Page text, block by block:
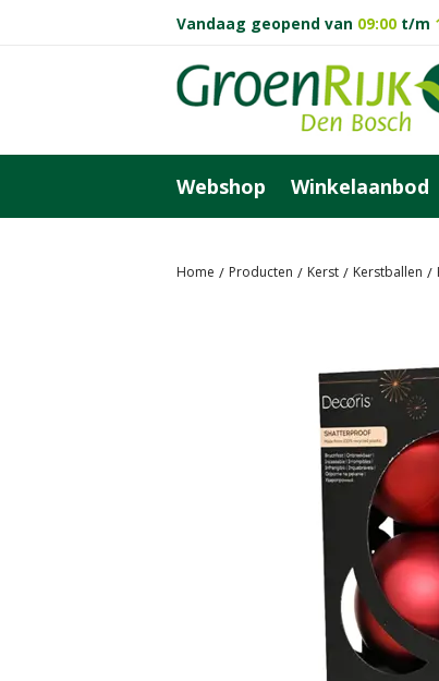
Home Producten Kerst Kerstballen
Vandaag geopend van 09:00 t/m
Webshop Winkelaanbod